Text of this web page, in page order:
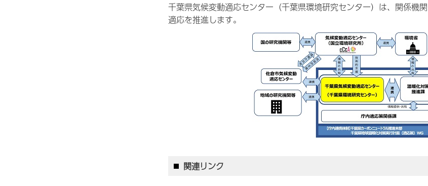
千葉県気候変動適応センター（千葉県環境研究センター）は、関係機
適応を推進します。
関連リンク